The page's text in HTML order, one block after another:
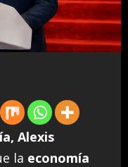
Alexis
la economía